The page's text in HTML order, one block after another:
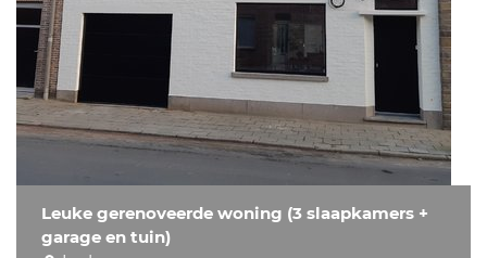
Leuke gerenoveerde woning (3 slaapkamers +
garage en tuin)